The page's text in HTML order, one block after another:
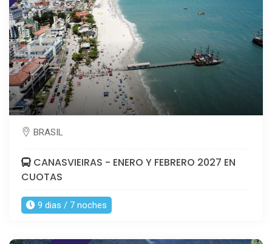
BRASIL
CANASVIEIRAS - ENERO Y FEBRERO 2027 EN
CUOTAS
9 dias / 7 noches